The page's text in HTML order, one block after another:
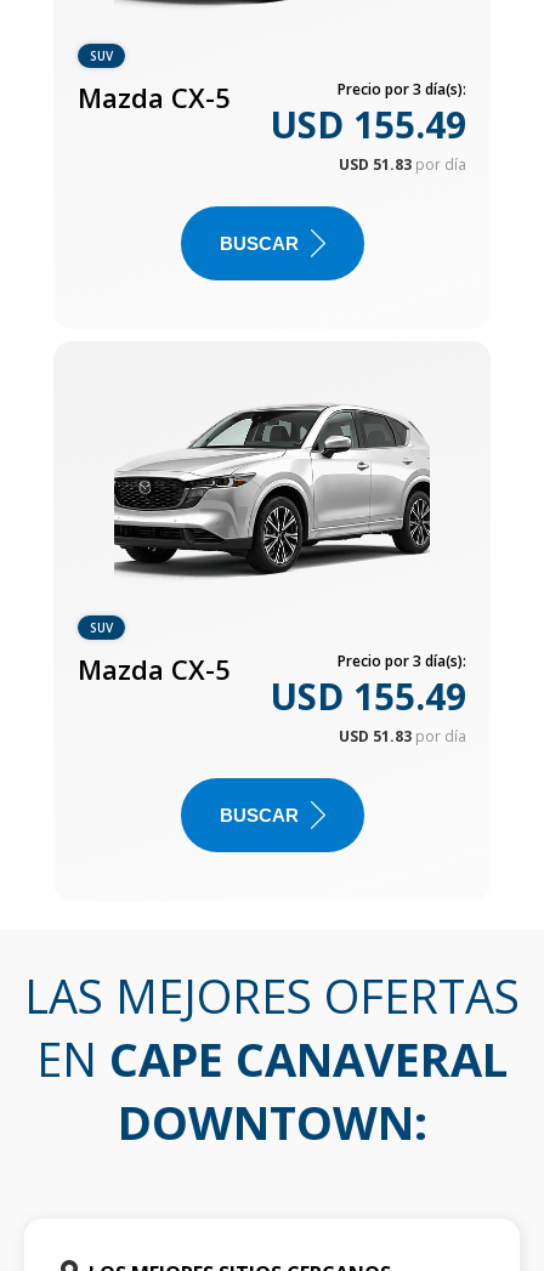
SUV
Mazda CX-5 Precio por 3 día(s):
USD 155.49
USD 51.83 por día
BUSCAR
SUV
Mazda CX-5 Precio por 3 día(s):
USD 155.49
USD 51.83 por día
BUSCAR
LAS MEJORES OFERTAS
EN CAPE CANAVERAL
DOWNTOWN: